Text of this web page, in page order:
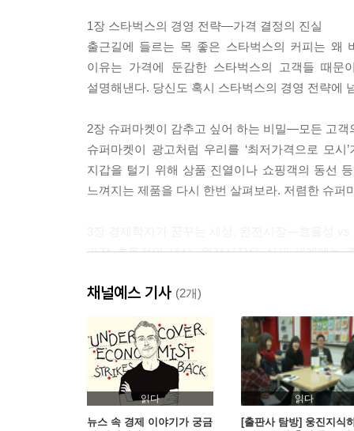
1장 스타벅스의 경영 전략―가격 결정의 진실
출근길에 들르는 목 좋은 스타벅스의 커피는 왜
이유는 가격에 둔감한 스타벅스의 고객들 때문
설명해낸다. 당신도 혹시 스타벅스의 경영 전략에
2장 슈퍼마켓이 감추고 싶어 하는 비밀―모든 고객
슈퍼마켓이 광고처럼 우리를 ‘최저가격으로 모
지갑을 털기 위해 상품 진열이나 쇼핑객의 동선
느껴지는 제품을 다시 한번 살펴보라. 저렴한 슈퍼
가장 효율적인 세상, 완전시장은 실재 세계에는
완전시장을 알아야 하는 이유다.
4장 출퇴근의 경제학―혼잡세가 교통체증을 막을
도로마다 넘쳐나는 자동차는 심각한 대기오염
‘외부효과’라 부른다. 무임승차(free-riding)를 꿈
비용 청구를 순순히 받아들일까?
채널예스 기사 (2개)
읽다
뉴스 속 경제 이야기가 궁금
읽다
[출판사 탐방] 웅진지식